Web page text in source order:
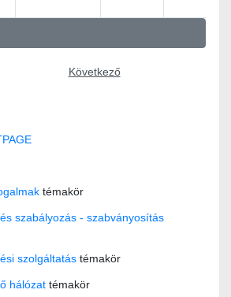
Következő
témakör
szabályozás - szabványosítás
szolgáltatás témakör
hálózat témakör